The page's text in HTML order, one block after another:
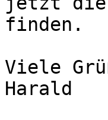
finden.
Viele
Harald